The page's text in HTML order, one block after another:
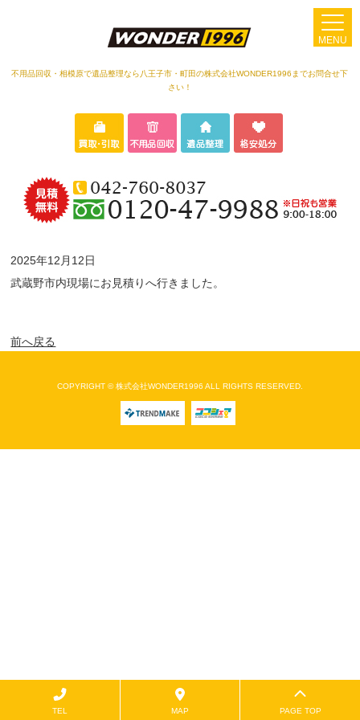
不用品回収・相模原で遺品整理なら八王子市・町田の株式会社WONDER1996までお問合せ下
さい！
MENU
2025年12月12日
武蔵野市内現場にお見積りへ行きました。
前へ戻る
COPYRIGHT © 株式会社WONDER1996 ALL RIGHTS RESERVED.
TEL MAP PAGE TOP